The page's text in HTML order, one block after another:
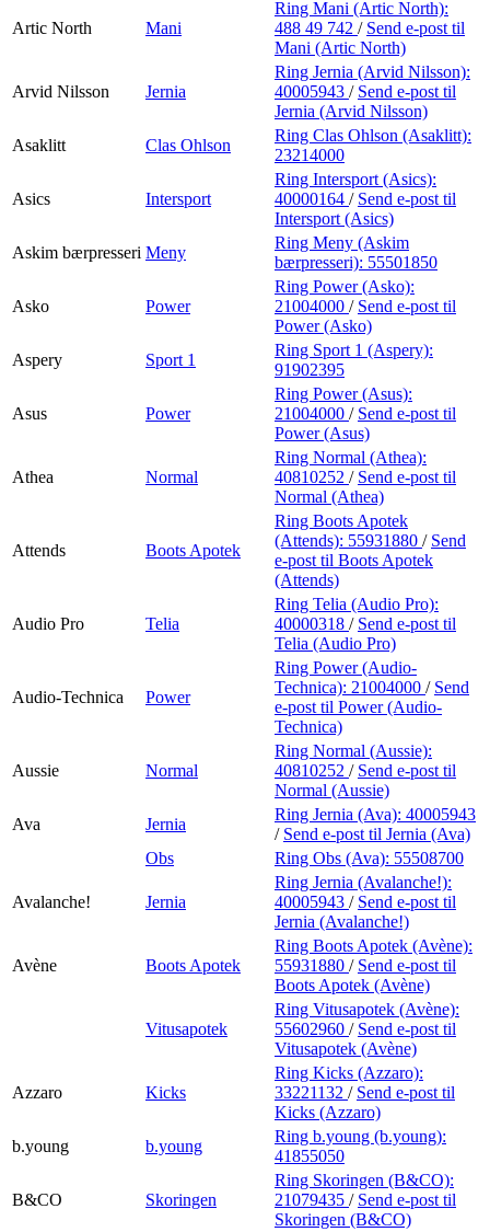
Artic North Mani
Ring Mani (Artic North):
488 49 742 / Send e-post til
Mani (Artic North)
Arvid Nilsson Jernia
Ring Jernia (Arvid Nilsson):
40005943 / Send e-post til
Jernia (Arvid Nilsson)
Asaklitt
Clas Ohlson
Ring Clas Ohlson (Asaklitt):
23214000
Asics Intersport
Ring Intersport (Asics):
40000164 / Send e-post til
Intersport (Asics)
Askim bærpresseri Meny
Ring Meny (Askim
bærpresseri): 55501850
Asko Power
Ring Power (Asko):
21004000 / Send e-post til
Power (Asko)
Aspery
Sport 1
Ring Sport 1 (Aspery):
91902395
Asus Power
Ring Power (Asus):
21004000 / Send e-post til
Power (Asus)
Athea Normal
Ring Normal (Athea):
40810252 / Send e-post til
Normal (Athea)
Attends Boots Apotek
Ring Boots Apotek
(Attends): 55931880 / Send
e-post til Boots Apotek
(Attends)
Audio Pro Telia
Ring Telia (Audio Pro):
40000318 / Send e-post til
Telia (Audio Pro)
Audio-Technica Power
Ring Power (Audio-
Technica): 21004000 / Send
e-post til Power (Audio-
Technica)
Aussie Normal
Ring Normal (Aussie):
40810252 / Send e-post til
Normal (Aussie)
Ava
Jernia
Ring Jernia (Ava): 40005943
/ Send e-post til Jernia (Ava)
Obs
Ring Obs (Ava): 55508700
Avalanche! Jernia
Ring Jernia (Avalanche!):
40005943 / Send e-post til
Jernia (Avalanche!)
Avène Boots Apotek
Ring Boots Apotek (Avène):
55931880 / Send e-post til
Boots Apotek (Avène)
Vitusapotek
Ring Vitusapotek (Avène):
55602960 / Send e-post til
Vitusapotek (Avène)
Azzaro Kicks
Ring Kicks (Azzaro):
33221132 / Send e-post til
Kicks (Azzaro)
b.young
b.young
Ring b.young (b.young):
41855050
B&CO Skoringen
Ring Skoringen (B&CO):
21079435 / Send e-post til
Skoringen (B&CO)